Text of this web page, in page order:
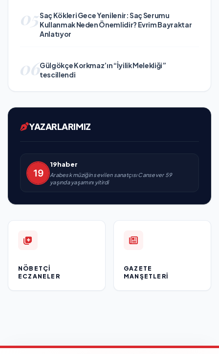
05Saç Kökleri Gece Yenilenir: Saç Serumu
Kullanmak Neden Önemlidir? Evrim Bayraktar
Anlatıyor
06Gülgökçe Korkmaz’ın “İyilik Melekliği”
tescillendi
YAZARLARIMIZ
19haber
Arabesk müziğin sevilen sanatçısı Cansever 59
yaşında yaşamını yitirdi
NÖBETÇI
ECZANELER
GAZETE
MANŞETLERI